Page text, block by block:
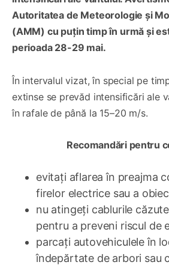
Autoritatea de Meteorologie și
(AMM) cu puțin timp în urmă și
perioada 28-29 mai.
În intervalul vizat, în special pe
extinse se prevăd intensificări ale
în rafale de până la 15–20 m/s.
Recomandări pentru
evitați aflarea în preajma
firelor electrice sau a
nu atingeți cablurile
pentru a preveni riscul de
parcați autovehiculele în
îndepărtate de arbori sau